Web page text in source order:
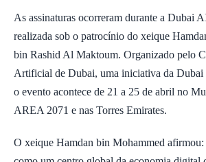
As assinaturas ocorreram durante a Dubai
realizada sob o patrocínio do xeique
bin Rashid Al Maktoum. Organizado pelo
Artificial de Dubai, uma iniciativa da Dubai
o evento acontece de 21 a 25 de abril no
AREA 2071 e nas Torres Emirates.
O xeique Hamdan bin Mohammed